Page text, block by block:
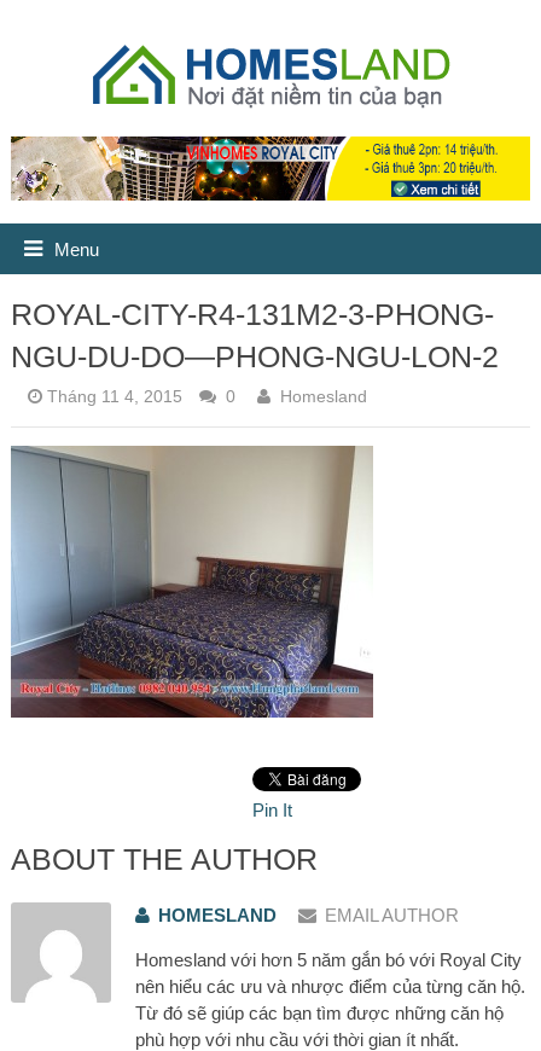
Menu
ROYAL-CITY-R4-131M2-3-PHONG-
NGU-DU-DO—PHONG-NGU-LON-2
Tháng 11 4, 2015 0 Homesland
Pin It
ABOUT THE AUTHOR
HOMESLAND EMAIL AUTHOR
Homesland với hơn 5 năm gắn bó với Royal City
nên hiểu các ưu và nhược điểm của từng căn hộ.
Từ đó sẽ giúp các bạn tìm được những căn hộ
phù hợp với nhu cầu với thời gian ít nhất.